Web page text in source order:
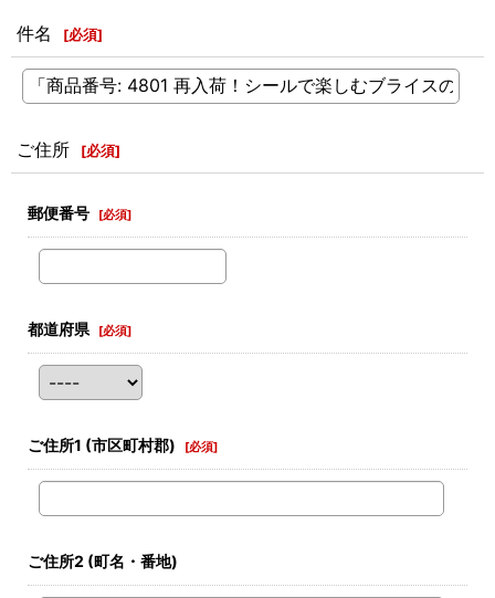
件名 [必須]
ご住所 [必須]
郵便番号 [必須]
都道府県 [必須]
ご住所1 (市区町村郡) [必須]
ご住所2 (町名・番地)